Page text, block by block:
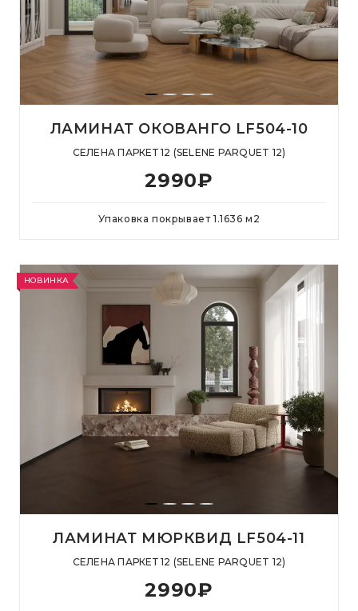
ЛАМИНАТ ОКОВАНГО LF504-10
СЕЛЕНА ПАРКЕТ 12 (SELENE PARQUET 12)
2990₽
Упаковка покрывает 1.1636 м 2
НОВИНКА
ЛАМИНАТ МЮРКВИД LF504-11
СЕЛЕНА ПАРКЕТ 12 (SELENE PARQUET 12)
2990₽